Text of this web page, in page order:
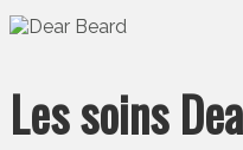
Les soins